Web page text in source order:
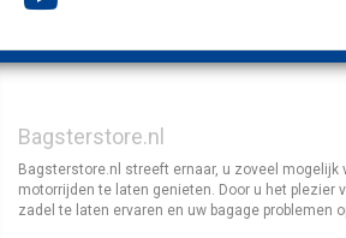
Bagsterstore.nl
Bagsterstore.nl streeft ernaar, u zoveel mogelijk
motorrijden te laten genieten. Door u het plezier
zadel te laten ervaren en uw bagage problemen